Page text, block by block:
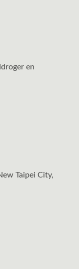
en
Taipei City,